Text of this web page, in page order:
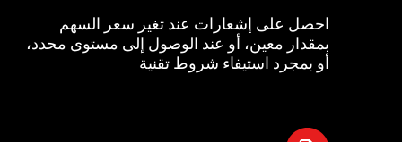
احصل على إشعارات عند تغير سعر السهم
بمقدار معين، أو عند الوصول إلى مستوى محدد،
أو بمجرد استيفاء شروط تقنية